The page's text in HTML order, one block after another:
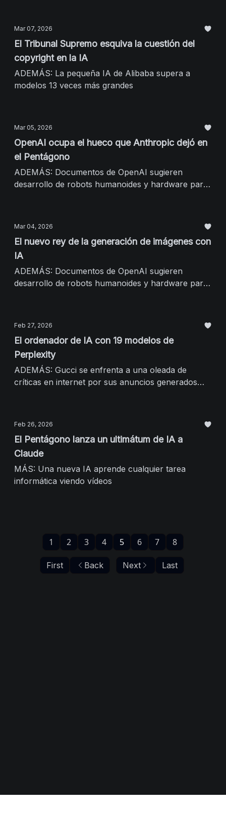
Mar 07, 2026
El Tribunal Supremo esquiva la cuestión del
copyright en la IA
ADEMÁS: La pequeña IA de Alibaba supera a
modelos 13 veces más grandes
Mar 05, 2026
OpenAI ocupa el hueco que Anthropic dejó en
el Pentágono
ADEMÁS: Documentos de OpenAI sugieren
desarrollo de robots humanoides y hardware para
Mar 04, 2026
El nuevo rey de la generación de imágenes con
IA
ADEMÁS: Documentos de OpenAI sugieren
desarrollo de robots humanoides y hardware para
Feb 27, 2026
El ordenador de IA con 19 modelos de
Perplexity
ADEMÁS: Gucci se enfrenta a una oleada de
críticas en internet por sus anuncios generados
Feb 26, 2026
El Pentágono lanza un ultimátum de IA a
Claude
MÁS: Una nueva IA aprende cualquier tarea
informática viendo vídeos
First Back
1 2 3 4 5 6 7 8
Next Last